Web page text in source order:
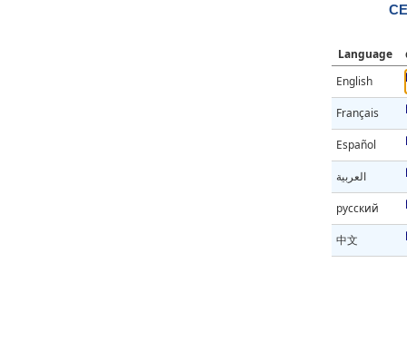
Language
English
Français
Español
العربية
русский
中文